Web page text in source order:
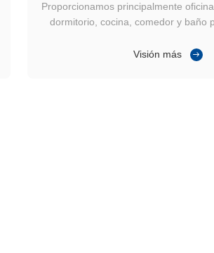
Proporcionamos principalmente
dormitorio, cocina, comedor y baño
individuales., habitaciones dobles
Visión más